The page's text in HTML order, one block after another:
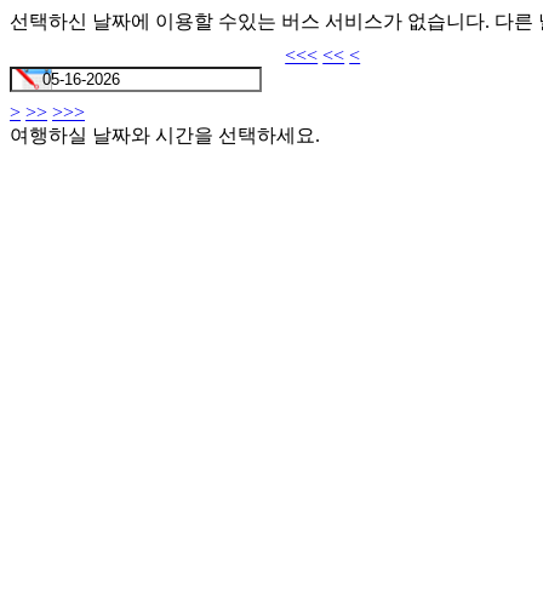
선택하신 날짜에 이용할 수있는 버스 서비스가 없습니다. 다
<<< << <
> >> >>>
여행하실 날짜와 시간을 선택하세요.